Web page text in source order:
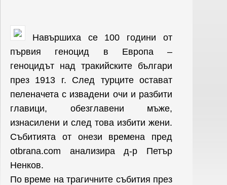
Навършиха се 100 години от
първия геноцид в Европа –
геноцидът над тракийските българи
през 1913 г. След турците остават
пеленачета с извадени очи и разбити
главици, обезглавени мъже,
изнасилени и след това избити жени.
Събитията от онези времена пред
otbrana.com анализира д-р Петър
Ненков.
По време на трагичните събития през